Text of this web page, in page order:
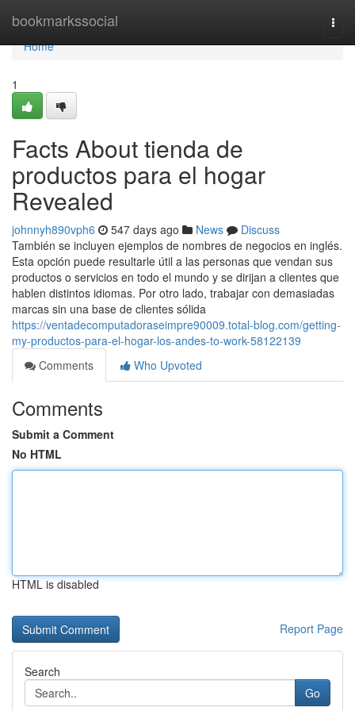
bookmarkssocial
Home
Home
1
Facts About tienda de
productos para el hogar
Revealed
johnnyh890vph6 547 days ago News
Discuss
También se incluyen ejemplos de nombres de negocios en inglés.
Esta opción puede resultarle útil a las personas que vendan sus
productos o servicios en todo el mundo y se dirijan a clientes que
hablen distintos idiomas. Por otro lado, trabajar con demasiadas
marcas sin una base de clientes sólida
https://ventadecomputadoraseimpre90009.total-blog.com/getting-
my-productos-para-el-hogar-los-andes-to-work-58122139
Comments
Who Upvoted
Comments
Submit a Comment
No HTML
HTML is disabled
Report Page
Search
Go